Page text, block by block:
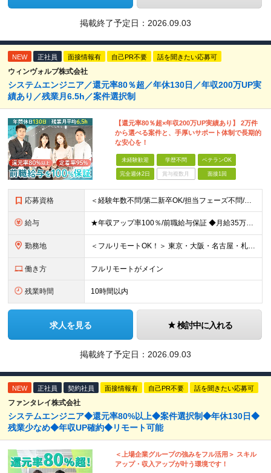
掲載終了予定日： 2026.09.03
NEW 正社員 面接情報有 自己PR不要 話を聞きたい応募可
ウィンヴォルブ株式会社
システムエンジニア／還元率80％超／年休130日／年収200万UP実
績あり／残業月6.5h／案件選択制
【還元率80％超×年収200万UP実績あり】 2万件
から選べる案件と、手厚いサポート体制で長期的
な安心を！
未経験歓迎 学歴不問 ベテランOK
完全週休2日 賞与複数月 面接1回
応募資格 ＜経験年数不問/第二新卒OK/担当フェーズ不問/ブランクOK＞ ◆開発またはインフラに携わった経験がある方（業界・経験年数不問） ◆学歴不問 ＼＼まずは気軽にご応募ください！／／ ★研修明けで数ヶ
給与 ★年収アップ率100％/前職給与保証 ◆月給35万円～110万円＜入社時から年収200万円UP実現多数！還元率80％以上＞ ※上記は最低保証額。経験・年齢・能力などを考慮の上、優遇いたします。 ※上
勤務地 ＜フルリモートOK！＞ 東京・大阪・名古屋・札幌・福岡の本社・支社及び周辺のプロジェクト先（関東・関西・東海・北海道・福岡）での勤務となります。 ※勤務地はお選びいただけます ※希望されない転勤は発
働き方 フルリモートがメイン
残業時間 10時間以内
求人を見る 検討中に入れる
掲載終了予定日： 2026.09.03
NEW 正社員 契約社員 面接情報有 自己PR不要 話を聞きたい応募可
ファンタレイ株式会社
システムエンジニア◆還元率80%以上◆案件選択制◆年休130日◆
残業少なめ◆年収UP確約◆リモート可能
＜上場企業グループの強みをフル活用＞ スキル
アップ・収入アップが叶う環境です！